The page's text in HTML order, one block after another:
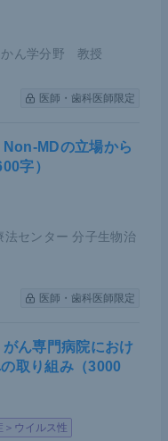
ん学分野 教授
医師・歯科医師限定
Non-MDの立場から
字）
法センター 分子生物治
医師・歯科医師限定
がん専門病院におけ
取り組み（3000
＞ウイルス性